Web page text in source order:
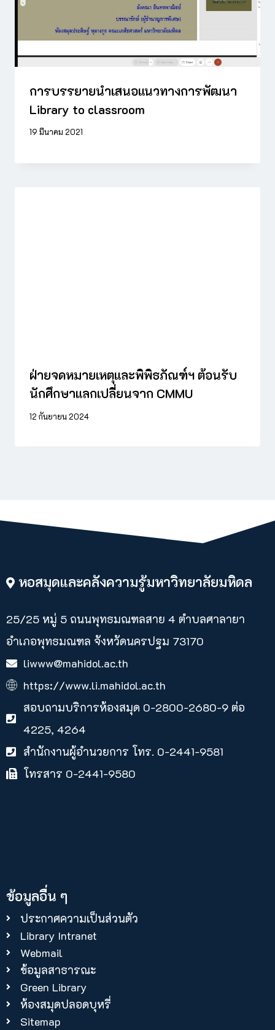
การบรรยายนำเสนอแนวทางการพัฒนา
Library to classroom
19 มีนาคม 2021
ฝ่ายจดหมายเหตุและพิพิธภัณฑ์ฯ ต้อนรับ
นักศึกษาแลกเปลี่ยนจาก CMMU
12 กันยายน 2024
หอสมุดและคลังความรู้มหาวิทยาลัยมหิดล
25/25 หมู่ 5 ถนนพุทธมณฑลสาย 4 ตำบลศาลายา​
อำเภอพุทธมณฑล จังหวัดนครปฐม 73170
liwww@mahidol.ac.th
https://www.li.mahidol.ac.th
สอบถามบริการห้องสมุด 0-2800-2680-9 ต่อ
4225, 4264
สำนักงานผู้อำนวยการ โทร. 0-2441-9581
โทรสาร 0-2441-9580
ข้อมูลอื่น ๆ
ประกาศความเป็นส่วนตัว
Library Intranet
Webmail
ข้อมูลสาธารณะ
Green Library
ห้องสมุดปลอดบุหรี่
Sitemap